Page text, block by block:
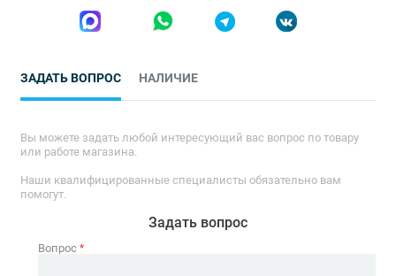
ЗАДАТЬ ВОПРОС НАЛИЧИЕ
Вы можете задать любой интересующий вас вопрос по товару
или работе магазина.
Наши квалифицированные специалисты обязательно вам
помогут.
Задать вопрос
Вопрос *